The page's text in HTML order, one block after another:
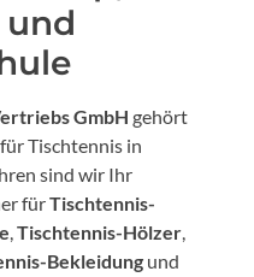
und
GmbH gehört
Tischtennis in
sind wir Ihr
fürTischtennis-
,Tischtennis-Hölzer,
Bekleidung und